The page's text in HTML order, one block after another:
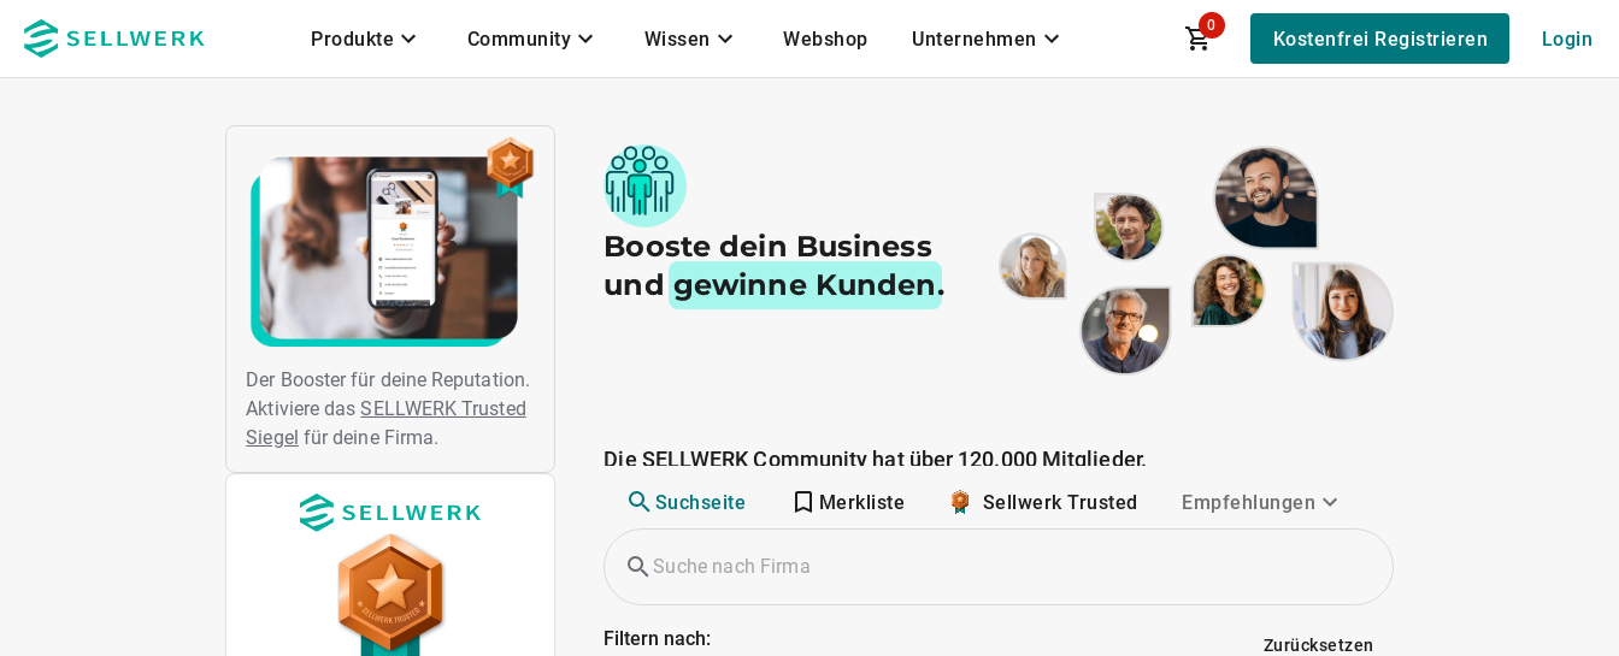
Zum Hauptinhalt
Produkte Community Wissen Webshop Unternehmen
0
Kostenfrei Registrieren Login
Der Booster für deine Reputation.
Aktiviere dasSELLWERK Trusted
Siegel für deine Firma.
Booste dein Business
und gewinne Kunden.
Die SELLWERK Community hat über 120.000 Mitglieder.
Suchseite Merkliste Sellwerk Trusted Empfehlungen
Filtern nach: Zurücksetzen